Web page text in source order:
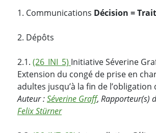
1. Communications Décision =
2. Dépôts
2.1. (26_INI_5) Initiative Séverine
Extension du congé de prise en
adultes jusqu’à la fin de l’obligation
Auteur :Séverine Graff, Rapporteur(s)
Felix Stürner